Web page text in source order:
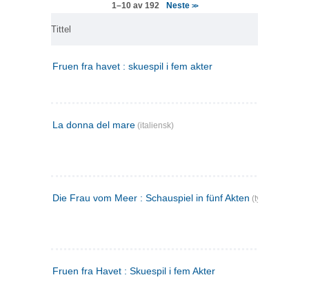
1–10 av 192 Neste >>
Tittel
Fruen fra havet : skuespil i fem akter
La donna del mare (italiensk)
Die Frau vom Meer : Schauspiel in fünf Akten (tysk)
Fruen fra Havet : Skuespil i fem Akter